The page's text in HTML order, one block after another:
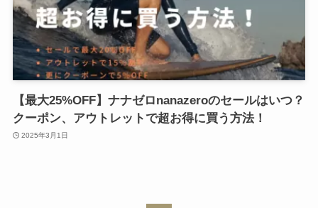
【最大25%OFF】ナナゼロnanazeroのセールはいつ？
クーポン、アウトレットで超お得に買う方法！
2025年3月1日